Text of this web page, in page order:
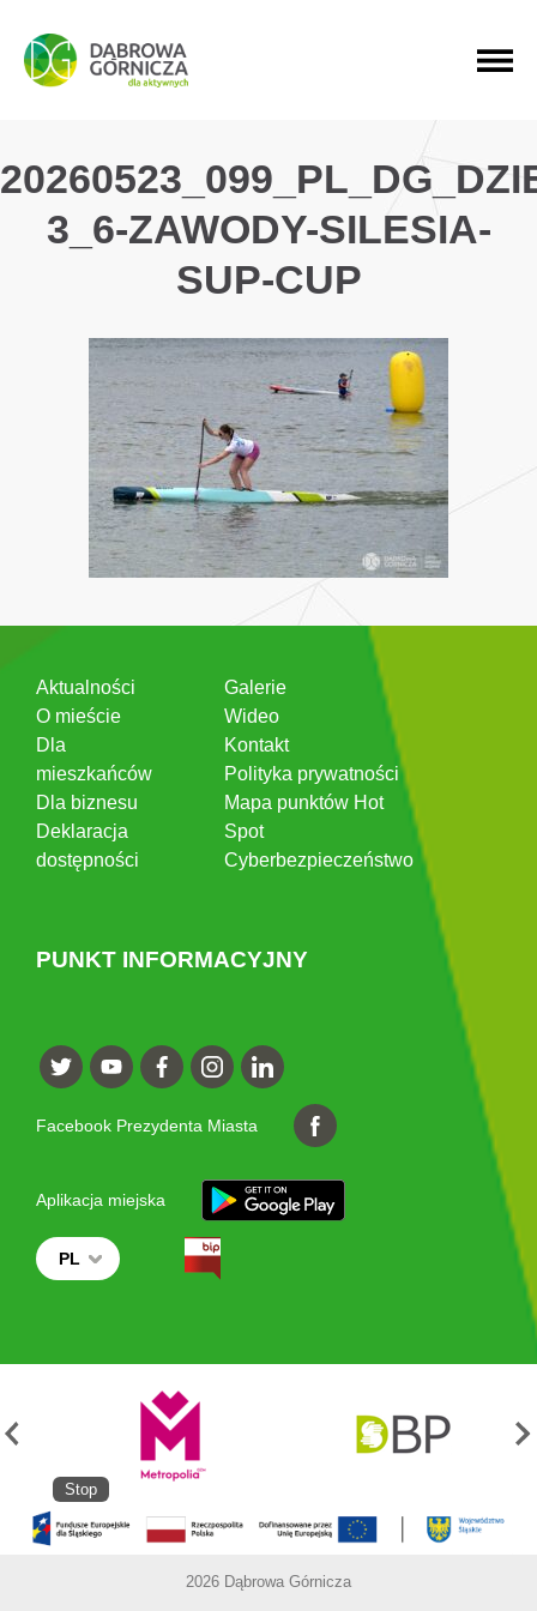
PRZEJDŹ DO MENU GŁÓWNEGO
PRZEJDŹ DO WYSZUKIWARKI
PRZEJDŹ DO TREŚCI
3_6-ZAWODY-SILESIA-
SUP-CUP
Aktualności
O mieście
Dla
mieszkańców
Dla biznesu
Deklaracja
dostępności
Galerie
Wideo
Kontakt
Polityka prywatności
Mapa punktów Hot
Spot
Cyberbezpieczeństwo
PUNKT INFORMACYJNY
Facebook Prezydenta Miasta
Aplikacja miejska
PL
Stop
2026 Dąbrowa Górnicza